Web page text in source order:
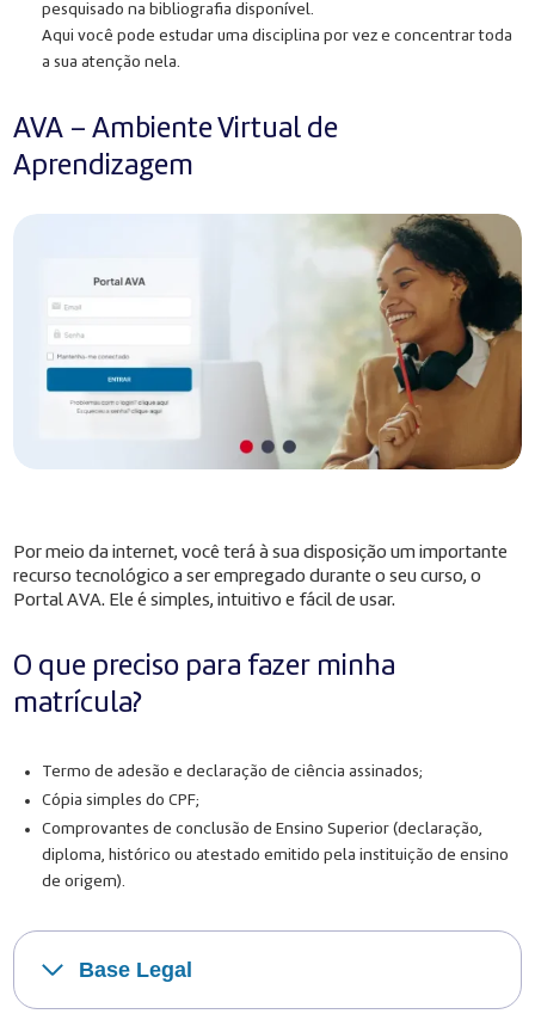
pesquisado na bibliografia disponível.
Aqui você pode estudar uma disciplina por vez e concentrar toda
a sua atenção nela.
AVA – Ambiente Virtual de
Aprendizagem
Por meio da internet, você terá à sua disposição um importante
recurso tecnológico a ser empregado durante o seu curso, o
Portal AVA. Ele é simples, intuitivo e fácil de usar.
O que preciso para fazer minha
matrícula?
Termo de adesão e declaração de ciência assinados;
Cópia simples do CPF;
Comprovantes de conclusão de Ensino Superior (declaração,
diploma, histórico ou atestado emitido pela instituição de ensino
de origem).
Base Legal